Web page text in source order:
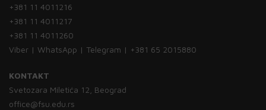
+381 11 4011216
+381 11 4011217
+381 11 4011260
Viber | WhatsApp | Telegram | +381 65 2015880
KONTAKT
Svetozara Miletića 12, Beograd
office@fsu.edu.rs